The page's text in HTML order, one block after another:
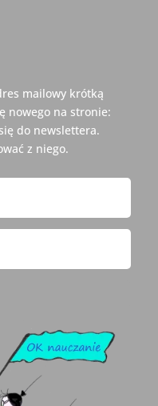
mailowy krótką
nowego na stronie:
do newslettera.
z niego.